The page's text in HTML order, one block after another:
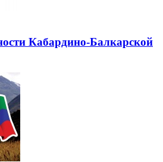
Кабардино-Балкарской